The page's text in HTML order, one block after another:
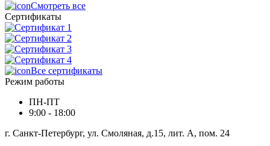
Смотреть все
Сертификаты
Все сертификаты
Режим работы
ПН-ПТ
9:00 - 18:00
г. Санкт-Петербург, ул. Смоляная, д.15, лит. А, пом. 24